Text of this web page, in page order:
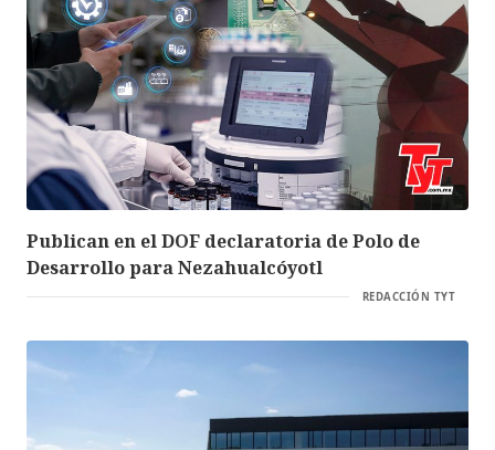
Publican en el DOF declaratoria de Polo de
Desarrollo para Nezahualcóyotl
REDACCIÓN TYT